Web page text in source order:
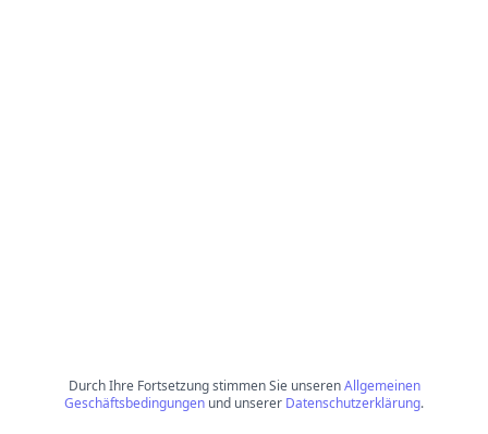
Durch Ihre Fortsetzung stimmen Sie unserenAllgemeinen
Geschäftsbedingungen und unserer Datenschutzerklärung.